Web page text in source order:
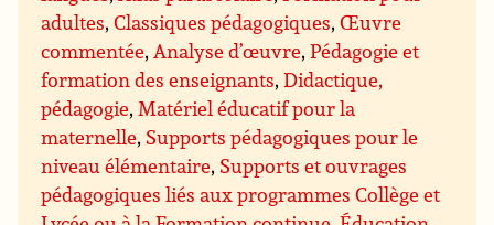
adultes,Classiques pédagogiques,Œuvre
commentée, Analyse d’œuvre,Pédagogie et
formation des enseignants,Didactique,
pédagogie, Matériel éducatif pour la
maternelle, Supports pédagogiques pour le
niveau élémentaire, Supports et ouvrages
pédagogiques liés aux programmes Collège et